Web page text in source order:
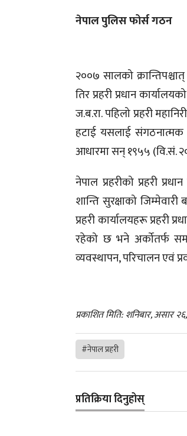
नेपाल पुलिस फोर्स गठन
२००७ सालको
तिर प्रहरी प्रधान
ज.ब.रा. पहिलो प्रहरी
हटाई यसलाई संगठनात्मक
आधारमा सन् १९५५ (वि.सं.
नेपाल प्रहरीको प्रहरी
शान्ति सुरक्षाको
प्रहरी कार्यालयहरू प्रहरी
रहेको छ भने अर्कोतर्फ
व्यवस्थापन, परिचालन एवं
प्रकाशित मिति: शनिबार, असार
#नेपाल प्रहरी
प्रतिक्रिया दिनुहोस्